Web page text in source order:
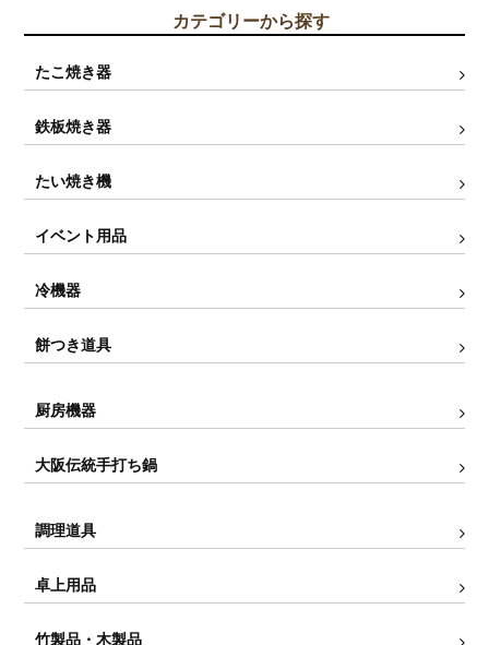
カテゴリーから探す
たこ焼き器
鉄板焼き器
たい焼き機
イベント用品
冷機器
餅つき道具
厨房機器
大阪伝統手打ち鍋
調理道具
卓上用品
竹製品・木製品